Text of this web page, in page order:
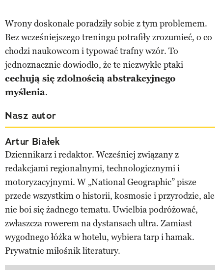
Wrony doskonale poradziły sobie z tym problemem.
Bez wcześniejszego treningu potrafiły zrozumieć, o co
chodzi naukowcom i typować trafny wzór. To
jednoznacznie dowiodło, że te niezwykłe ptaki
cechują się zdolnością abstrakcyjnego
myślenia.
Nasz autor
Artur Białek
Dziennikarz i redaktor. Wcześniej związany z
redakcjami regionalnymi, technologicznymi i
motoryzacyjnymi. W „National Geographic” pisze
przede wszystkim o historii, kosmosie i przyrodzie, ale
nie boi się żadnego tematu. Uwielbia podróżować,
zwłaszcza rowerem na dystansach ultra. Zamiast
wygodnego łóżka w hotelu, wybiera tarp i hamak.
Prywatnie miłośnik literatury.